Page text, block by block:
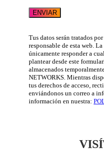
Tus datos serán tratados
responsable de esta web.
únicamente responder a
plantear desde este
almacenados
NETWORKS. Mientras
tus derechos de acceso,
enviándonos un correo a
información en nuestra: